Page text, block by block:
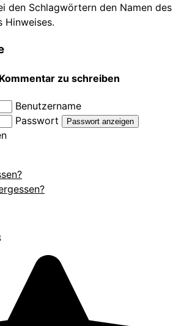
den Schlagwörtern den Namen des
Hinweises.
zu schreiben
Benutzername
Passwort
Passwort anzeigen